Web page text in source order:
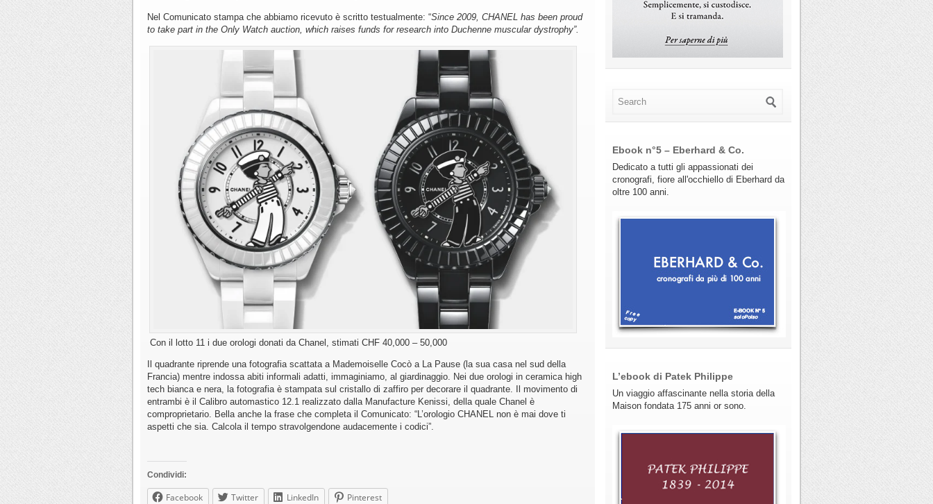
Nel Comunicato stampa che abbiamo ricevuto è scritto testualmente: “Since 2009, CHANEL has been proud
to take part in the Only Watch auction, which raises funds for research into Duchenne muscular dystrophy”.
Con il lotto 11 i due orologi donati da Chanel, stimati CHF 40,000 – 50,000
Il quadrante riprende una fotografia scattata a Mademoiselle Cocò a La Pause (la sua casa nel sud della
Francia) mentre indossa abiti informali adatti, immaginiamo, al giardinaggio. Nei due orologi in ceramica high
tech bianca e nera, la fotografia è stampata sul cristallo di zaffiro per decorare il quadrante. Il movimento di
entrambi è il Calibro automastico 12.1 realizzato dalla Manufacture Kenissi, della quale Chanel è
comproprietario. Bella anche la frase che completa il Comunicato: “L’orologio CHANEL non è mai dove ti
aspetti che sia. Calcola il tempo stravolgendone audacemente i codici”.
Condividi:
Facebook Twitter LinkedIn Pinterest
Ebook n°5 – Eberhard & Co.
Dedicato a tutti gli appassionati dei
cronografi, fiore all'occhiello di Eberhard da
oltre 100 anni.
L’ebook di Patek Philippe
Un viaggio affascinante nella storia della
Maison fondata 175 anni or sono.